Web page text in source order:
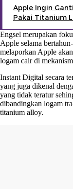
Apple Ingin
Pakai Titanium
Engsel merupakan
Apple selama
melaporkan Apple
logam cair di
Instant Digital secara
yang juga dikenal
yang tidak teratur
dibandingkan logam
titanium alloy.